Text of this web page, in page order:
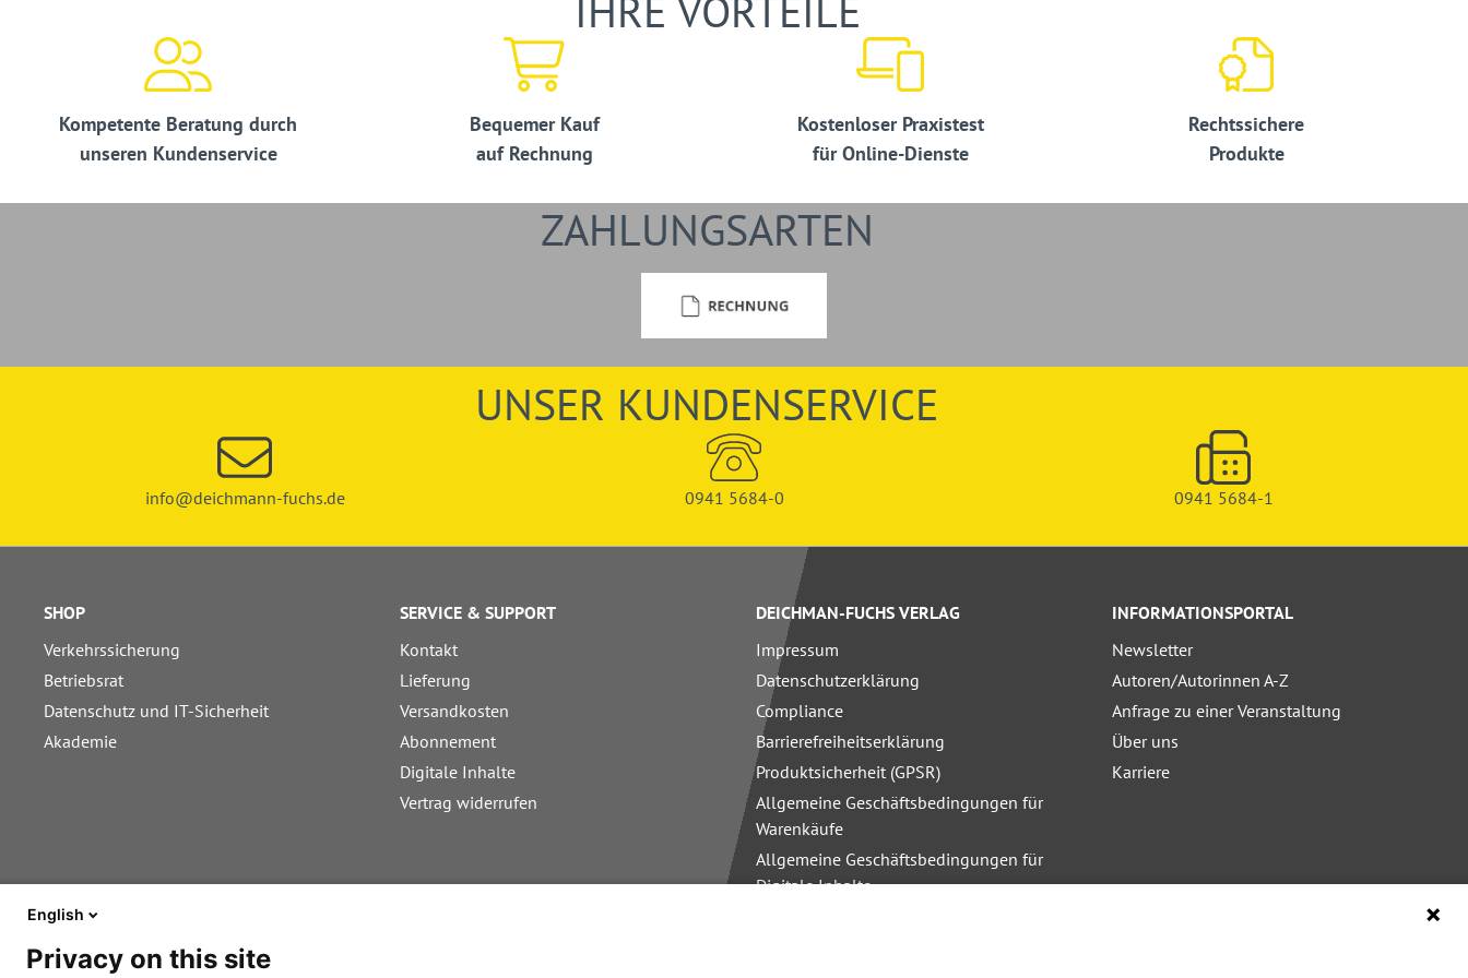
Kompetente Beratung durch
unseren Kundenservice
Bequemer Kauf
auf Rechnung
Kostenloser Praxistest
für Online-Dienste
Rechtssichere
Produkte
ZAHLUNGSARTEN
UNSER KUNDENSERVICE
info@deichmann-fuchs.de 0941 5684-0 0941 5684-1
SHOP
Verkehrssicherung
Betriebsrat
Datenschutz und IT-Sicherheit
Akademie
SERVICE & SUPPORT
Kontakt
Lieferung
Versandkosten
Abonnement
Digitale Inhalte
Vertrag widerrufen
DEICHMAN-FUCHS VERLAG
Impressum
Datenschutzerklärung
Compliance
Barrierefreiheitserklärung
Produktsicherheit (GPSR)
Allgemeine Geschäftsbedingungen für
Warenkäufe
Allgemeine Geschäftsbedingungen für
Digitale Inhalte
INFORMATIONSPORTAL
Newsletter
Autoren/Autorinnen A-Z
Anfrage zu einer Veranstaltung
Über uns
Karriere
English
Privacy on this site